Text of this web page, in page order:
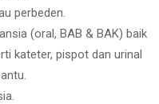
perbeden.
(oral, BAB & BAK) baik
kateter, pispot dan urinal